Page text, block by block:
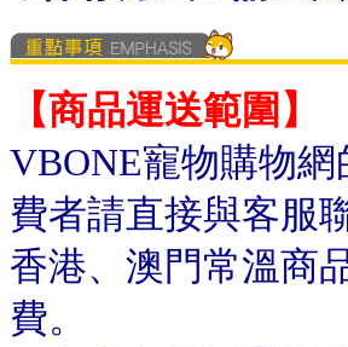
【商品運送範圍】
VBONE寵物購物
費者請直接與客服
香港、澳門常溫商
費。